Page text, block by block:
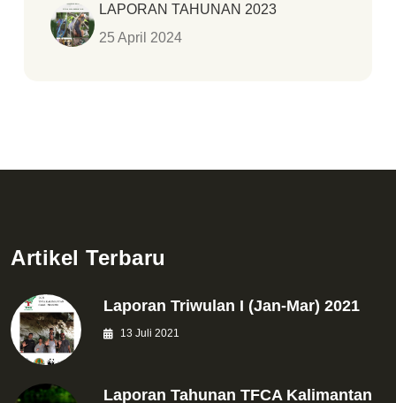
LAPORAN TAHUNAN 2023
25 April 2024
Artikel Terbaru
Laporan Triwulan I (Jan-Mar) 2021
13 Juli 2021
Laporan Tahunan TFCA Kalimantan